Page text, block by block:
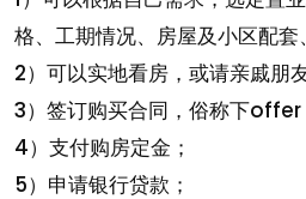
格、工期情况、房屋及小区配
2）可以实地看房，或请亲戚朋
3）签订购买合同，俗称下offer
4）支付购房定金；
5）申请银行贷款；